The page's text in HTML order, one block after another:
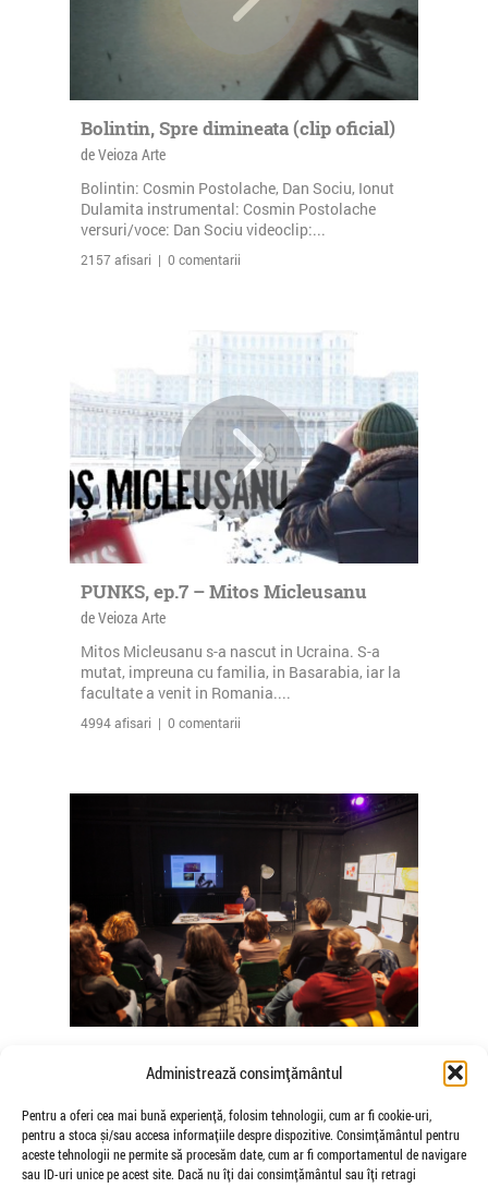
Administrează consimțământul
Pentru a oferi cea mai bună experiență, folosim tehnologii, cum ar fi cookie-uri,
pentru a stoca și/sau accesa informațiile despre dispozitive. Consimțământul pentru
aceste tehnologii ne permite să procesăm date, cum ar fi comportamentul de navigare
sau ID-uri unice pe acest site. Dacă nu îți dai consimțământul sau îți retragi
Bolintin, Spre dimineata (clip oficial)
de Veioza Arte
Bolintin: Cosmin Postolache, Dan Sociu, Ionut
Dulamita instrumental: Cosmin Postolache
versuri/voce: Dan Sociu videoclip:...
2157 afisari | 0 comentarii
PUNKS, ep.7 – Mitos Micleusanu
de Veioza Arte
Mitos Micleusanu s-a nascut in Ucraina. S-a
mutat, impreuna cu familia, in Basarabia, iar la
facultate a venit in Romania....
4994 afisari | 0 comentarii
Somatice susținute de coregrafele
Mădălina Dan și Valentina De Piante
Niculae
de Veioza Arte